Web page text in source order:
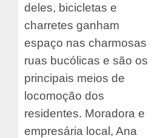
deles, bicicletas e
charretes ganham
espaço nas charmosas
ruas bucólicas e são os
principais meios de
locomoção dos
residentes. Moradora e
empresária local, Ana